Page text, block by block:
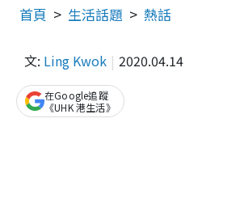
首頁 生活話題 熱話
文: Ling Kwok 2020.04.14
在Google追蹤
《UHK 港生活》